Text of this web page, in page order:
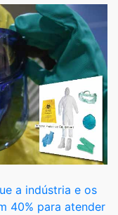
a indústria e os
40% para atender